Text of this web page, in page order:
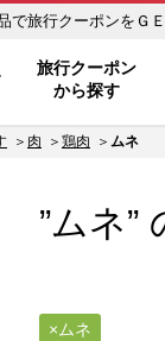
さと納税の返礼品で旅行
旅行クーポン
から探す
肉 鶏肉 ムネ
”ムネ”
ムネ